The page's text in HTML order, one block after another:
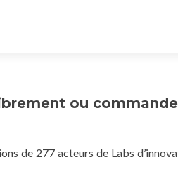
ou
de 277 acteurs de Labs